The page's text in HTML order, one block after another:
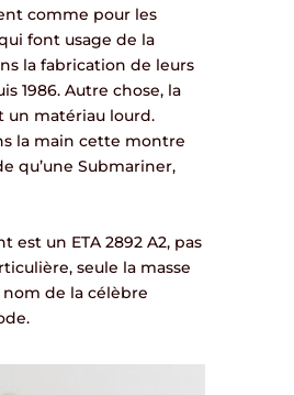
comme pour les
font usage de la
la fabrication de leurs
1986. Autre chose, la
un matériau lourd.
la main cette montre
qu’une Submariner,
est un ETA 2892 A2, pas
seule la masse
de la célèbre